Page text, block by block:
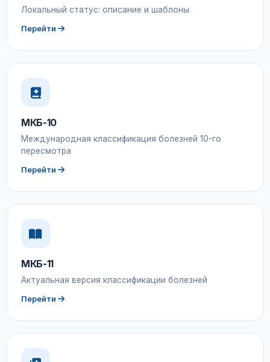
Локальный статус: описание и шаблоны
Перейти
МКБ-10
Международная классификация болезней 10-го
пересмотра
Перейти
МКБ-11
Актуальная версия классификации болезней
Перейти